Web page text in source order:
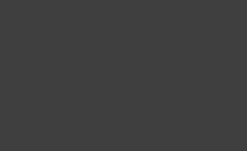
del vetro?
da 6 mm, progettato
pulire?